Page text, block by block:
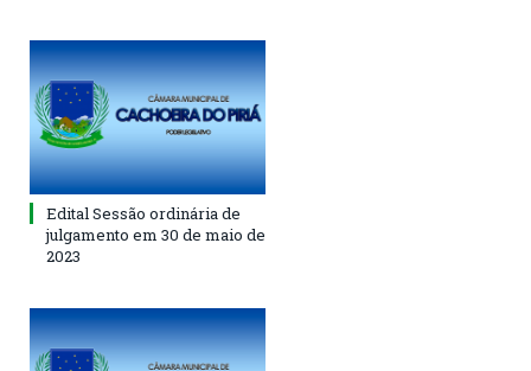
Edital Sessão ordinária de
julgamento em 30 de maio de
2023